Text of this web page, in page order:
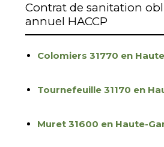
Contrat de sanitation
annuel HACCP
Colomiers 31770 en
Tournefeuille 31170 en
Muret 31600 en Haute-